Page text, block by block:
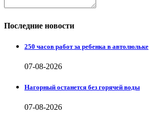
Последние новости
250 часов работ за ребенка в автолюльке
07-08-2026
Нагорный останется без горячей воды
07-08-2026